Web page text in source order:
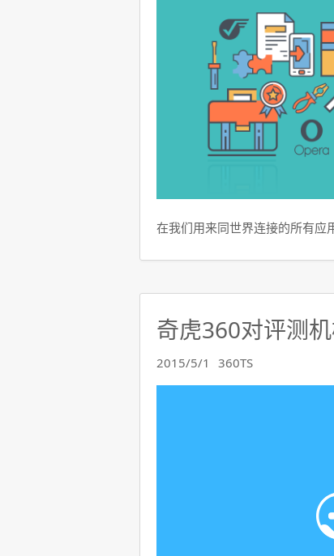
在我们用来同世界连接的所有应
奇虎360对评测
2015/5/1 360TS